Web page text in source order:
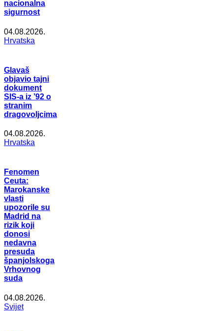
nacionalna
sigurnost
04.08.2026.
Hrvatska
Glavaš
objavio tajni
dokument
SIS-a iz ’92 o
stranim
dragovoljcima
04.08.2026.
Hrvatska
Fenomen
Ceuta:
Marokanske
vlasti
upozorile su
Madrid na
rizik koji
donosi
nedavna
presuda
španjolskoga
Vrhovnog
suda
04.08.2026.
Svijet